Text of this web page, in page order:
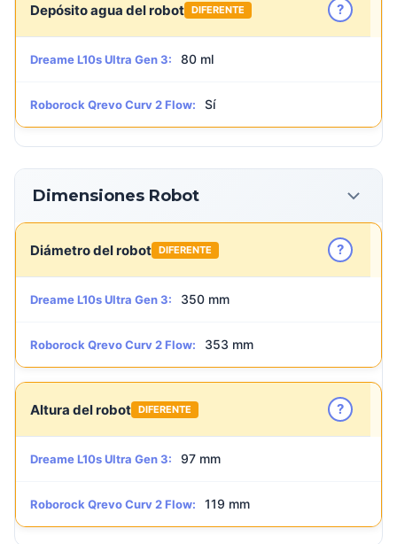
Depósito agua del robot DIFERENTE ?
Dreame L10s Ultra Gen 3: 80 ml
Roborock Qrevo Curv 2 Flow: Sí
Dimensiones Robot
Diámetro del robot DIFERENTE ?
Dreame L10s Ultra Gen 3: 350 mm
Roborock Qrevo Curv 2 Flow: 353 mm
Altura del robot DIFERENTE ?
Dreame L10s Ultra Gen 3: 97 mm
Roborock Qrevo Curv 2 Flow: 119 mm